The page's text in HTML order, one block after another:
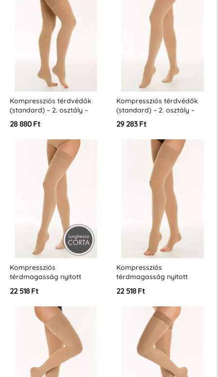
Kompressziós térdvédők
(standard) – 2. osztály –
(23-32 Hgmm – K2)
28 880 Ft
Kompressziós térdvédők
(standard) – 2. osztály –
(23-32 Hgmm – K2)
29 283 Ft
Kompressziós
térdmagasság nyitott
orrral – 2. osztály – (23-32
Hgmm – K2)
22 518 Ft
Kompressziós
térdmagasság nyitott
orrral (standard) – 2.
osztály – (23-32 Hgmm – K2)
22 518 Ft